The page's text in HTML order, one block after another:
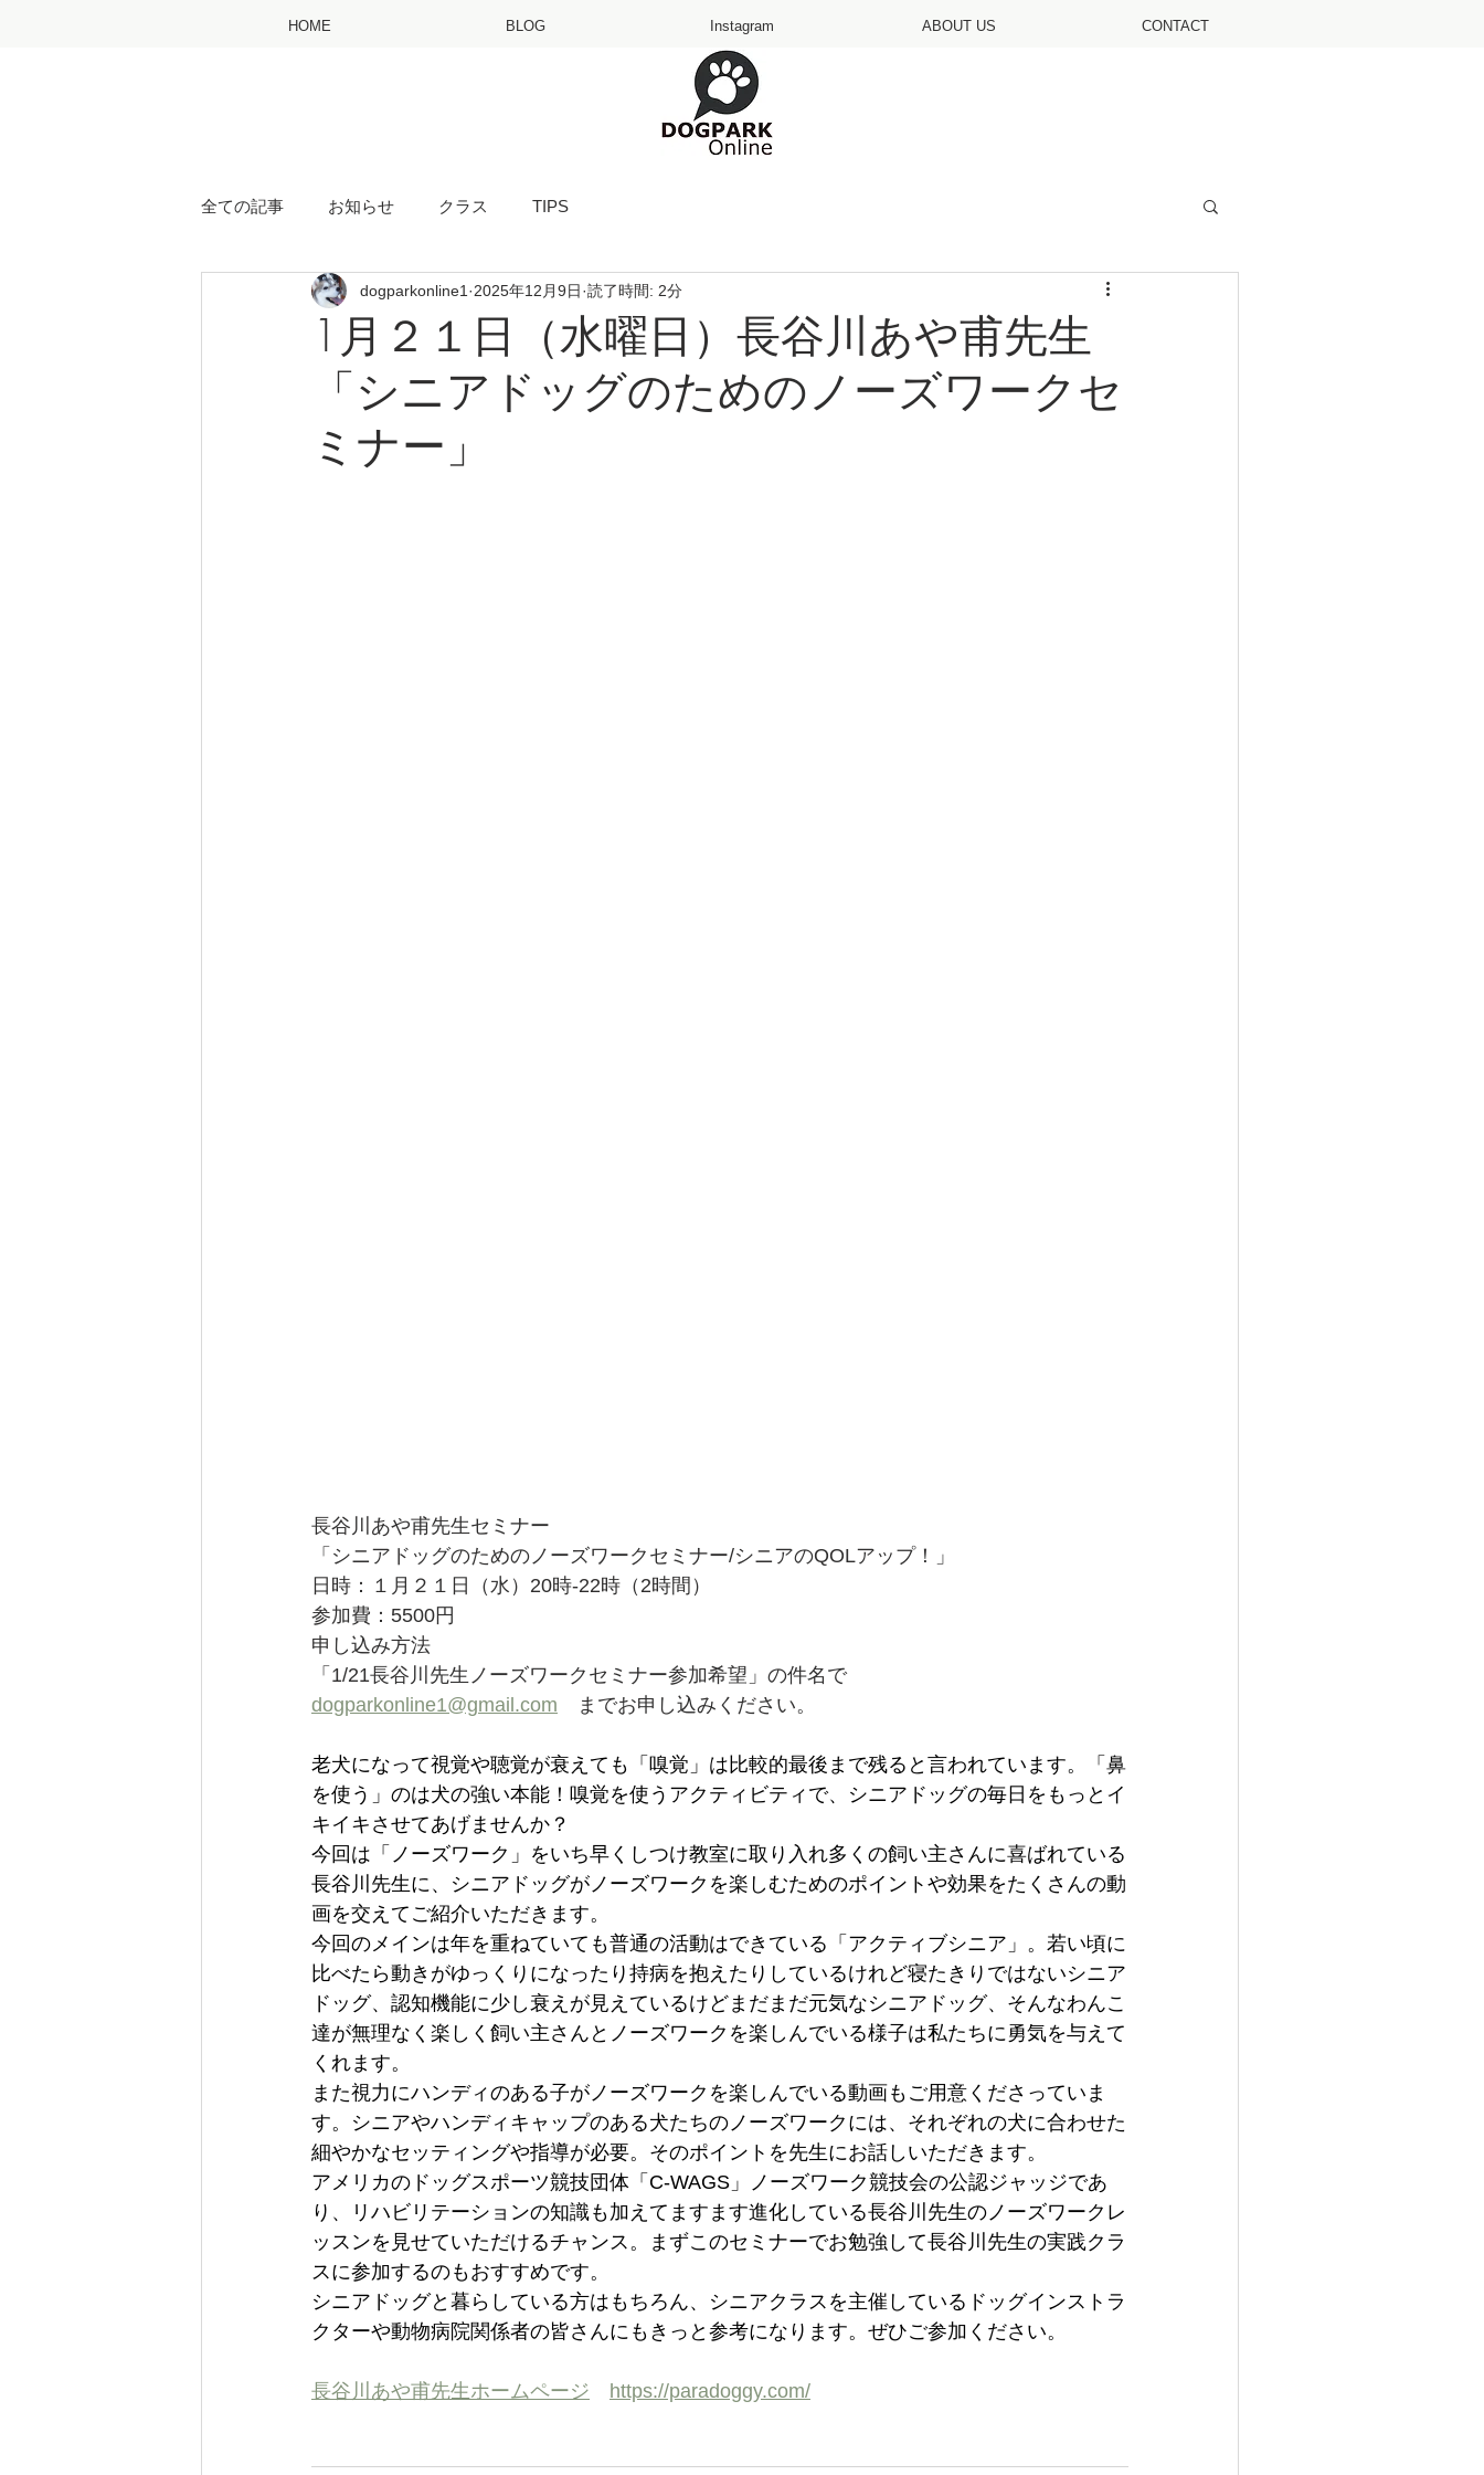
HOME BLOG Instagram ABOUT US CONTACT
全ての記事 お知らせ クラス TIPS
1月２１日（水曜日）長谷川あや甫先生
「シニアドッグのためのノーズワークセ
ミナー」
dogparkonline1 2025年12月9日 読了時間: 2分
長谷川あや甫先生セミナー
「シニアドッグのためのノーズワークセミナー/シニアのQOLアップ！」
日時：１月２１日（水）20時-22時（2時間）
参加費：5500円
申し込み方法
「1/21長谷川先生ノーズワークセミナー参加希望」の件名で
dogparkonline1@gmail.com までお申し込みください。
老犬になって視覚や聴覚が衰えても「嗅覚」は比較的最後まで残ると言われています。「鼻
を使う」のは犬の強い本能！嗅覚を使うアクティビティで、シニアドッグの毎日をもっとイ
キイキさせてあげませんか？
今回は「ノーズワーク」をいち早くしつけ教室に取り入れ多くの飼い主さんに喜ばれている
長谷川先生に、シニアドッグがノーズワークを楽しむためのポイントや効果をたくさんの動
画を交えてご紹介いただきます。
今回のメインは年を重ねていても普通の活動はできている「アクティブシニア」。若い頃に
比べたら動きがゆっくりになったり持病を抱えたりしているけれど寝たきりではないシニア
ドッグ、認知機能に少し衰えが見えているけどまだまだ元気なシニアドッグ、そんなわんこ
達が無理なく楽しく飼い主さんとノーズワークを楽しんでいる様子は私たちに勇気を与えて
くれます。
また視力にハンディのある子がノーズワークを楽しんでいる動画もご用意くださっていま
す。シニアやハンディキャップのある犬たちのノーズワークには、それぞれの犬に合わせた
細やかなセッティングや指導が必要。そのポイントを先生にお話しいただきます。
アメリカのドッグスポーツ競技団体「C-WAGS」ノーズワーク競技会の公認ジャッジであ
り、リハビリテーションの知識も加えてますます進化している長谷川先生のノーズワークレ
ッスンを見せていただけるチャンス。まずこのセミナーでお勉強して長谷川先生の実践クラ
スに参加するのもおすすめです。
シニアドッグと暮らしている方はもちろん、シニアクラスを主催しているドッグインストラ
クターや動物病院関係者の皆さんにもきっと参考になります。ぜひご参加ください。
長谷川あや甫先生ホームページ https://paradoggy.com/